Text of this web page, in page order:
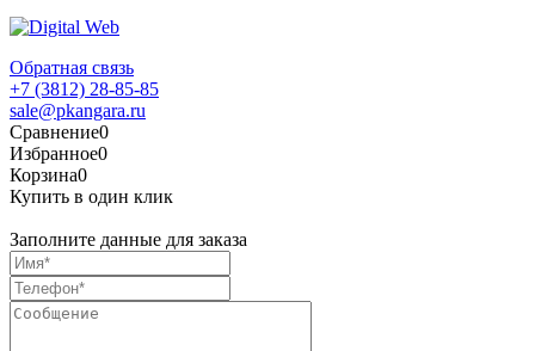
Обратная связь
+7 (3812) 28-85-85
sale@pkangara.ru
Сравнение0
Избранное0
Корзина0
Купить в один клик
Заполните данные для заказа